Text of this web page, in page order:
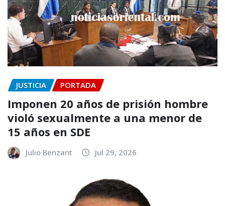
JUSTICIA PORTADA
Imponen 20 años de prisión hombre
violó sexualmente a una menor de
15 años en SDE
Julio Benzant Jul 29, 2026